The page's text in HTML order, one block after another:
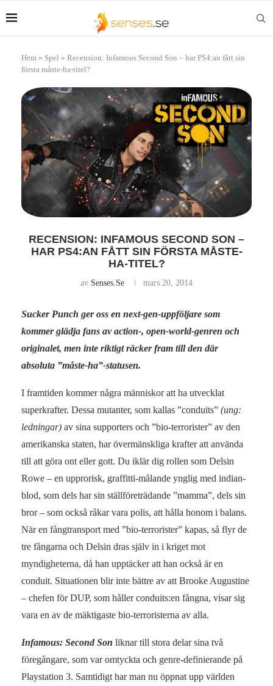
Hem » Spel » Recension: Infamous Second Son – har PS4:an fått sin
första måste-ha-titel?
RECENSION: INFAMOUS SECOND SON –
HAR PS4:AN FÅTT SIN FÖRSTA MÅSTE-
HA-TITEL?
av Senses.se mars 20, 2014
Sucker Punch ger oss en next-gen-uppföljare som
kommer glädja fans av action-, open-world-genren och
originalet, men inte riktigt räcker fram till den där
absoluta ”måste-ha”-statusen.
I framtiden kommer några människor att ha utvecklat
superkrafter. Dessa mutanter, som kallas ”conduits” (ung:
ledningar) av sina supporters och ”bio-terrorister” av den
amerikanska staten, har övermänskliga krafter att använda
till att göra ont eller gott. Du iklär dig rollen som Delsin
Rowe – en upprorisk, graffitti-målande ynglig med indian-
blod, som dels har sin ställföreträdande ”mamma”, dels sin
bror – som också råkar vara polis, att hålla honom i balans.
När en fångtransport med ”bio-terrorister” kapas, så flyr de
tre fångarna och Delsin dras själv in i kriget mot
myndigheterna, då han upptäcker att han också är en
conduit. Situationen blir inte bättre av att Brooke Augustine
– chefen för DUP, som håller conduits:en fångna, visar sig
vara en av de mäktigaste bio-terroristerna av alla.
Infamous: Second Son liknar till stora delar sina två
föregångare, som var omtyckta och genre-definierande på
Playstation 3. Samtidigt har man nu öppnat upp världen